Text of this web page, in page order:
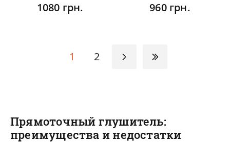
1080 грн. 960 грн.
1 2
Прямоточный глушитель:
преимущества и недостатки